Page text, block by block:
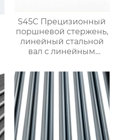
S45C Прецизионный
поршневой стержень,
линейный стальной
вал с линейным
жесткий
хромированный
полый вал $900/TON